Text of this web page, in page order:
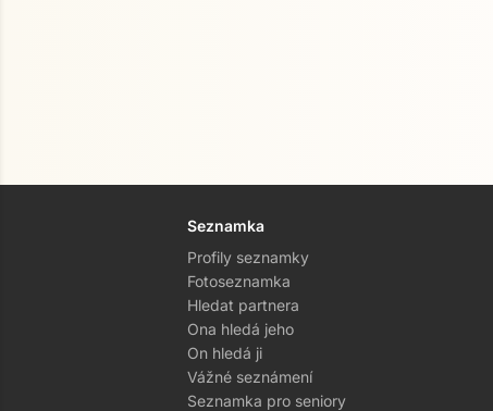
Seznamka
Profily seznamky
Fotoseznamka
Hledat partnera
Ona hledá jeho
On hledá ji
Vážné seznámení
Seznamka pro seniory